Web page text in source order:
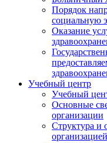
Порядок
социальную
Оказание
Учебный центр
Учебный
Основные
организации
Структура и
организацией